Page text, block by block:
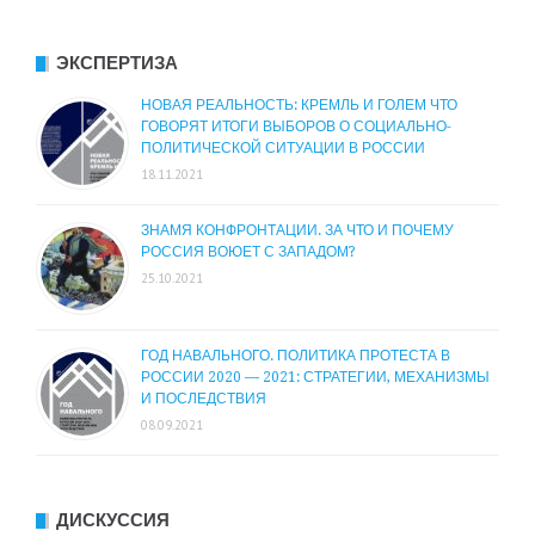
ЭКСПЕРТИЗА
НОВАЯ РЕАЛЬНОСТЬ: КРЕМЛЬ И ГОЛЕМ ЧТО
ГОВОРЯТ ИТОГИ ВЫБОРОВ О СОЦИАЛЬНО-
ПОЛИТИЧЕСКОЙ СИТУАЦИИ В РОССИИ
18.11.2021
ЗНАМЯ КОНФРОНТАЦИИ. ЗА ЧТО И ПОЧЕМУ
РОССИЯ ВОЮЕТ С ЗАПАДОМ?
25.10.2021
ГОД НАВАЛЬНОГО. ПОЛИТИКА ПРОТЕСТА В
РОССИИ 2020 — 2021: СТРАТЕГИИ, МЕХАНИЗМЫ
И ПОСЛЕДСТВИЯ
08.09.2021
ДИСКУССИЯ